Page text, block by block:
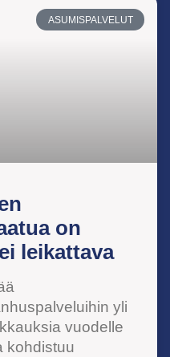
ASUMISPALVELUT
on
leikattava
yli
vuodelle
kohdistuu